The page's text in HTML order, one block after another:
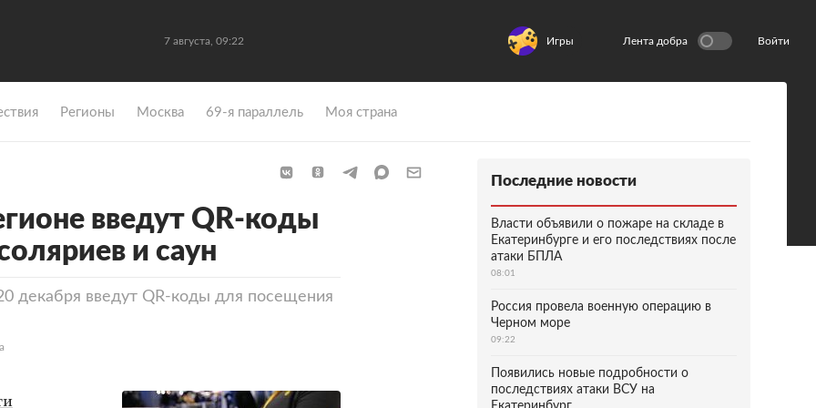
7 августа, 09:22 Игры Лента добра Войти
Регионы Москва 69-я параллель Моя страна
введут QR-коды
и саун
декабря введут QR-коды для посещения
Последние новости
Власти объявили о пожаре на складе в
Екатеринбурге и его последствиях после
атаки БПЛА
08:01
Россия провела военную операцию в
Черном море
09:22
Появились новые подробности о
последствиях атаки ВСУ на